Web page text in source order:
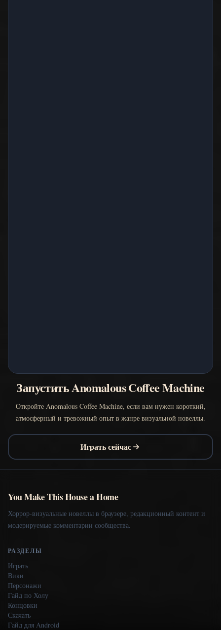
Запустить Anomalous Coffee Machine
Откройте Anomalous Coffee Machine, если вам нужен короткий,
атмосферный и тревожный опыт в жанре визуальной новеллы.
Играть сейчас
You Make This House a Home
Хоррор-визуальные новеллы в браузере, редакционный контент и
модерируемые комментарии сообщества.
РАЗДЕЛЫ
Играть
Вики
Персонажи
Гайд по Холу
Концовки
Скачать
Гайд для Android